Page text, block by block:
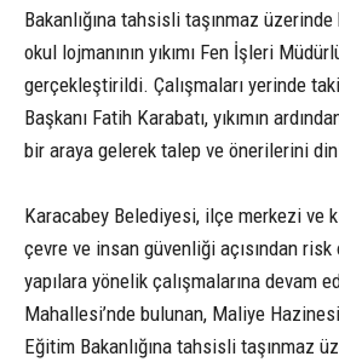
Bakanlığına tahsisli taşınmaz
okul lojmanının yıkımı Fen İşleri
gerçekleştirildi. Çalışmaları yerinde
Başkanı Fatih Karabatı, yıkımın
bir araya gelerek talep ve önerilerini
Karacabey Belediyesi, ilçe merkezi ve
çevre ve insan güvenliği açısından
yapılara yönelik çalışmalarına devam
Mahallesi’nde bulunan, Maliye
Eğitim Bakanlığına tahsisli taşınmaz